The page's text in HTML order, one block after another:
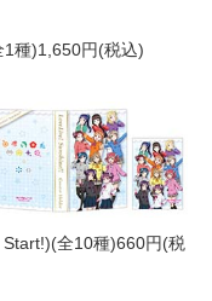
1種)1,650円(税込)
Start!)(全10種)660円(税